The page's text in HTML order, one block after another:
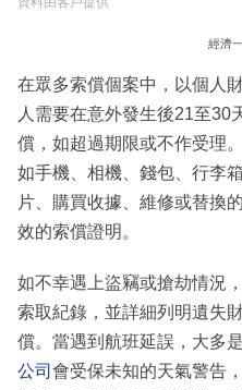
經濟
在眾多索償個案中，以個人
人需要在意外發生後21至30
償，如超過期限或不作受理
如手機、相機、錢包、行李
片、購買收據、維修或替換
效的索償證明。
如不幸遇上盜竊或搶劫情況
索取紀錄，並詳細列明遺失
償。當遇到航班延誤，大多
公司 會受保未知的天氣警告